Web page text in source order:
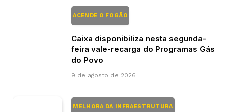
ACENDE O FOGÃO
Caixa disponibiliza nesta segunda-
feira vale-recarga do Programas Gás
do Povo
9 de agosto de 2026
MELHORA DA INFRAESTRUTURA